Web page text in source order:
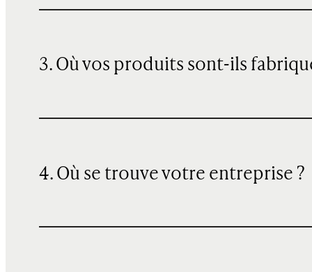
3. Où vos produits sont-ils
4. Où se trouve votre entreprise ?